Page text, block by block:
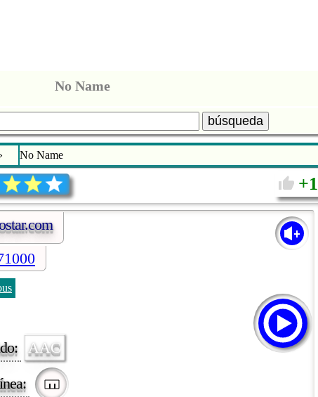
No Name
búsqueda
No Name
1
AAC